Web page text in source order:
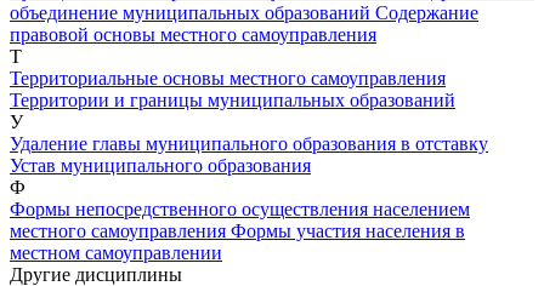
объединение муниципальных образований Содержание
правовой основы местного самоуправления
Т
Территориальные основы местного самоуправления
Территории и границы муниципальных образований
У
Удаление главы муниципального образования в отставку
Устав муниципального образования
Ф
Формы непосредственного осуществления населением
местного самоуправления Формы участия населения в
местном самоуправлении
Другие дисциплины